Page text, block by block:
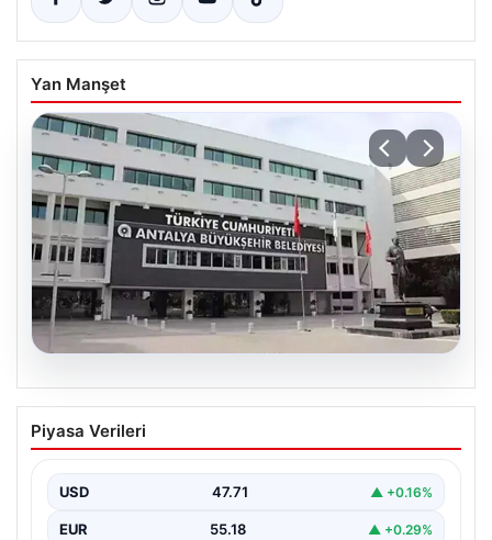
Yan Manşet
06.08.2026
Antalya’daki yolsuzluk soruşturmasında
iki yeni gözaltı
Yeni Gözaltı İşlemi", "content": "Antalya Büyükşehir
Belediyesi'ne yönelik…
Piyasa Verileri
USD 47.71 ▲ +0.16%
EUR 55.18 ▲ +0.29%